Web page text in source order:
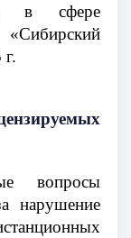
в сфере
вопросы
нарушение